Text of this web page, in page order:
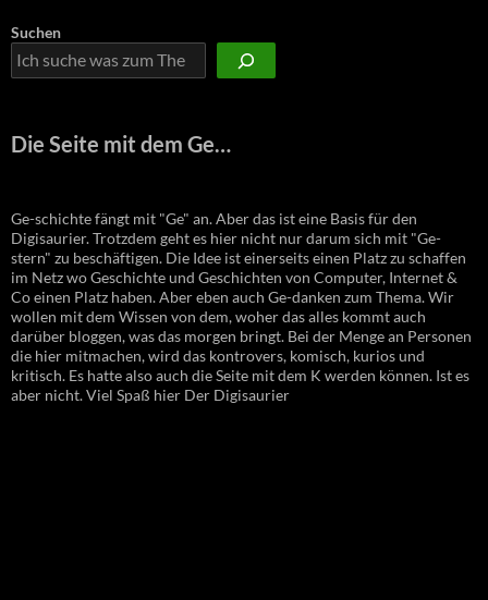
Suchen
Die Seite mit dem Ge…
Ge-schichte fängt mit "Ge" an. Aber das ist eine Basis für den
Digisaurier. Trotzdem geht es hier nicht nur darum sich mit "Ge-
stern" zu beschäftigen. Die Idee ist einerseits einen Platz zu schaffen
im Netz wo Geschichte und Geschichten von Computer, Internet &
Co einen Platz haben. Aber eben auch Ge-danken zum Thema. Wir
wollen mit dem Wissen von dem, woher das alles kommt auch
darüber bloggen, was das morgen bringt. Bei der Menge an Personen
die hier mitmachen, wird das kontrovers, komisch, kurios und
kritisch. Es hatte also auch die Seite mit dem K werden können. Ist es
aber nicht. Viel Spaß hier Der Digisaurier